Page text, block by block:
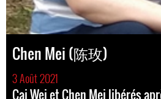
Chen Mei (陈玫)
3 Août 2021
Cai Wei et Chen Mei libérés